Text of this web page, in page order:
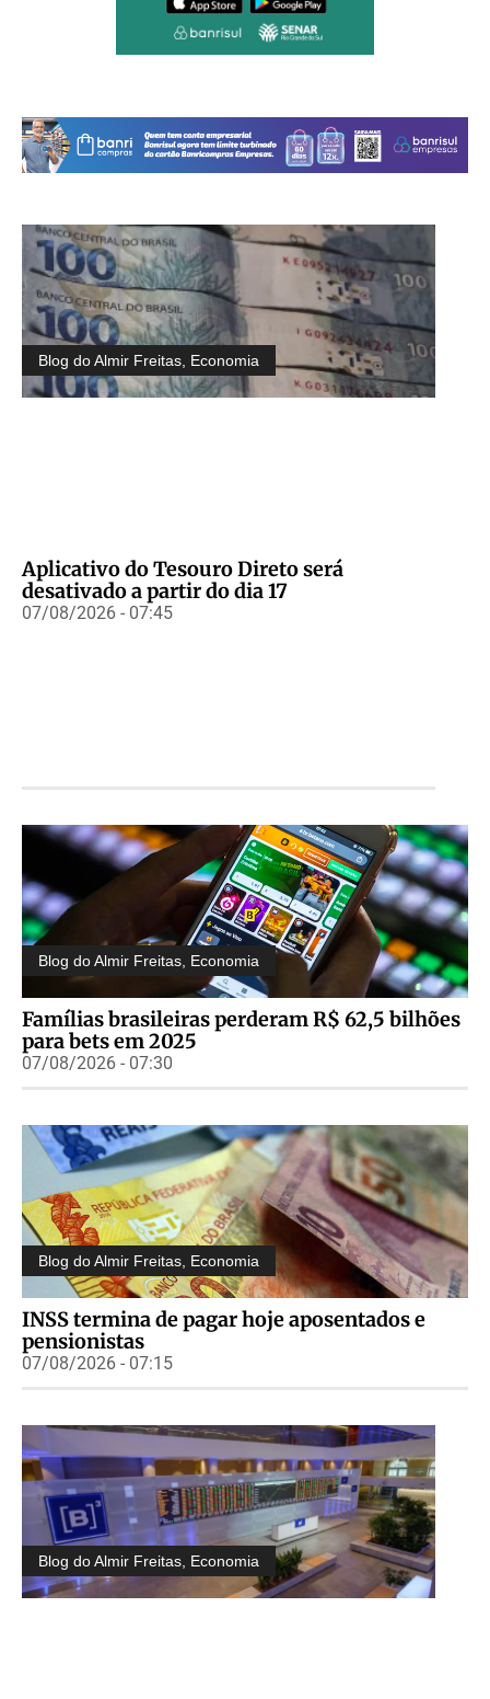
Blog do Almir Freitas Economia
Aplicativo do Tesouro Direto será
desativado a partir do dia 17
07/08/2026 - 07:45
Blog do Almir Freitas Economia
Famílias brasileiras perderam R$ 62,5 bilhões
para bets em 2025
07/08/2026 - 07:30
Blog do Almir Freitas Economia
INSS termina de pagar hoje aposentados e
pensionistas
07/08/2026 - 07:15
Blog do Almir Freitas Economia